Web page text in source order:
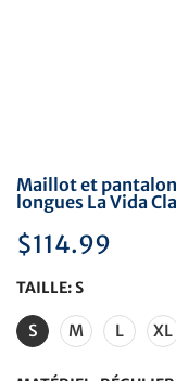
Maillot et
longues La Vida
$114.99
TAILLE:S
S M L XL